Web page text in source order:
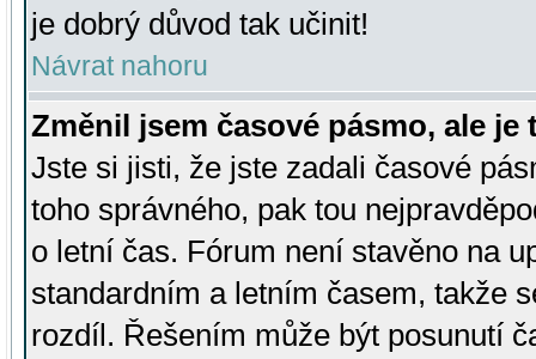
je dobrý důvod tak učinit!
Návrat nahoru
Změnil jsem časové pásmo, ale je
Jste si jisti, že jste zadali časové
toho správného, pak tou
o letní čas. Fórum není stavěno na
standardním a letním časem, takže
rozdíl. Řešením může být posunutí